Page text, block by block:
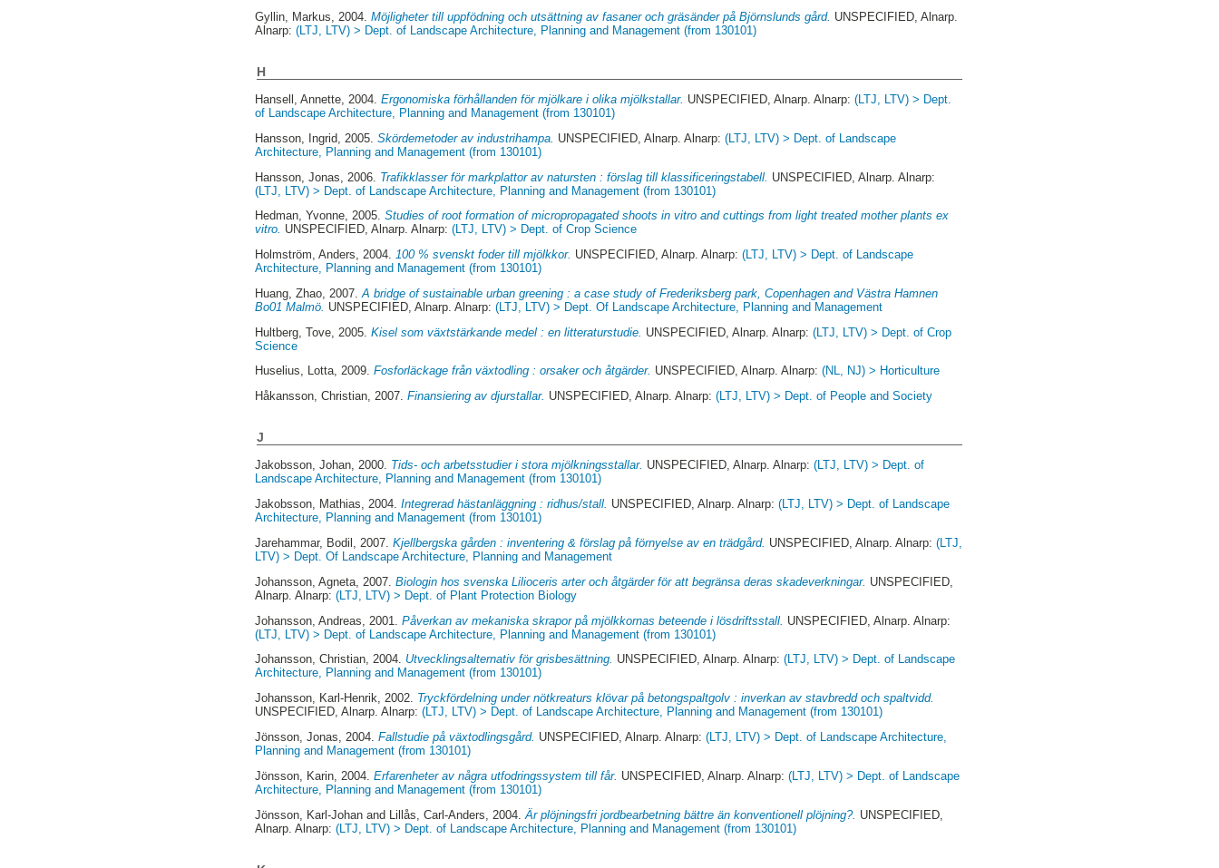
Gyllin, Markus , 2004.Möjligheter till uppfödning och utsättning av fasaner och gräsänder på Björnslunds gård. UNSPECIFIED, Alnarp.
Alnarp:(LTJ, LTV) > Dept. of Landscape Architecture, Planning and Management (from 130101)
H
Hansell, Annette , 2004.Ergonomiska förhållanden för mjölkare i olika mjölkstallar. UNSPECIFIED, Alnarp. Alnarp:(LTJ, LTV) > Dept.
of Landscape Architecture, Planning and Management (from 130101)
Hansson, Ingrid , 2005.Skördemetoder av industrihampa. UNSPECIFIED, Alnarp. Alnarp:(LTJ, LTV) > Dept. of Landscape
Architecture, Planning and Management (from 130101)
Hansson, Jonas , 2006. Trafikklasser för markplattor av natursten : förslag till klassificeringstabell. UNSPECIFIED, Alnarp. Alnarp:
(LTJ, LTV) > Dept. of Landscape Architecture, Planning and Management (from 130101)
Hedman, Yvonne, 2005.Studies of root formation of micropropagated shoots in vitro and cuttings from light treated mother plants ex
vitro. UNSPECIFIED, Alnarp. Alnarp:(LTJ, LTV) > Dept. of Crop Science
Holmström, Anders, 2004.100 % svenskt foder till mjölkkor. UNSPECIFIED, Alnarp. Alnarp:(LTJ, LTV) > Dept. of Landscape
Architecture, Planning and Management (from 130101)
Huang, Zhao , 2007.A bridge of sustainable urban greening : a case study of Frederiksberg park, Copenhagen and Västra Hamnen
Bo01 Malmö. UNSPECIFIED, Alnarp. Alnarp:(LTJ, LTV) > Dept. Of Landscape Architecture, Planning and Management
Hultberg, Tove , 2005.Kisel som växtstärkande medel : en litteraturstudie. UNSPECIFIED, Alnarp. Alnarp:(LTJ, LTV) > Dept. of Crop
Science
Huselius, Lotta, 2009.Fosforläckage från växtodling : orsaker och åtgärder. UNSPECIFIED, Alnarp. Alnarp:(NL, NJ) > Horticulture
Håkansson, Christian, 2007.Finansiering av djurstallar. UNSPECIFIED, Alnarp. Alnarp:(LTJ, LTV) > Dept. of People and Society
J
Jakobsson, Johan, 2000. Tids- och arbetsstudier i stora mjölkningsstallar. UNSPECIFIED, Alnarp. Alnarp:(LTJ, LTV) > Dept. of
Landscape Architecture, Planning and Management (from 130101)
Jakobsson, Mathias, 2004.Integrerad hästanläggning : ridhus/stall. UNSPECIFIED, Alnarp. Alnarp:(LTJ, LTV) > Dept. of Landscape
Architecture, Planning and Management (from 130101)
Jarehammar, Bodil
, 2007.Kjellbergska gården : inventering & förslag på förnyelse av en trädgård. UNSPECIFIED, Alnarp. Alnarp:(LTJ,
LTV) > Dept. Of Landscape Architecture, Planning and Management
Johansson, Agneta , 2007.Biologin hos svenska Lilioceris arter och åtgärder för att begränsa deras skadeverkningar. UNSPECIFIED,
Alnarp. Alnarp:(LTJ, LTV) > Dept. of Plant Protection Biology
Johansson, Andreas , 2001.Påverkan av mekaniska skrapor på mjölkkornas beteende i lösdriftsstall. UNSPECIFIED, Alnarp. Alnarp:
(LTJ, LTV) > Dept. of Landscape Architecture, Planning and Management (from 130101)
Johansson, Christian, 2004. Utvecklingsalternativ för grisbesättning. UNSPECIFIED, Alnarp. Alnarp:(LTJ, LTV) > Dept. of Landscape
Architecture, Planning and Management (from 130101)
Johansson, Karl-Henrik, 2002. Tryckfördelning under nötkreaturs klövar på betongspaltgolv : inverkan av stavbredd och spaltvidd.
UNSPECIFIED, Alnarp. Alnarp:(LTJ, LTV) > Dept. of Landscape Architecture, Planning and Management (from 130101)
Jönsson, Jonas , 2004.Fallstudie på växtodlingsgård. UNSPECIFIED, Alnarp. Alnarp:(LTJ, LTV) > Dept. of Landscape Architecture,
Planning and Management (from 130101)
Jönsson, Karin , 2004.Erfarenheter av några utfodringssystem till får. UNSPECIFIED, Alnarp. Alnarp:(LTJ, LTV) > Dept. of Landscape
Architecture, Planning and Management (from 130101)
Jönsson, Karl-Johan and Lillås, Carl-Anders , 2004.Är plöjningsfri jordbearbetning bättre än konventionell plöjning?. UNSPECIFIED,
Alnarp. Alnarp:(LTJ, LTV) > Dept. of Landscape Architecture, Planning and Management (from 130101)